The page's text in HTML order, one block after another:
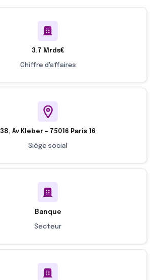
3.7 Mrds€
Chiffre d'affaires
38, Av Kleber - 75016 Paris 16
Siège social
Banque
Secteur